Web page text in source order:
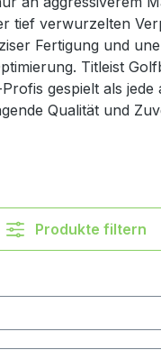
tief verwurzelten
Fertigung und
Titleist
gespielt als jede
Qualität und
Produkte filtern